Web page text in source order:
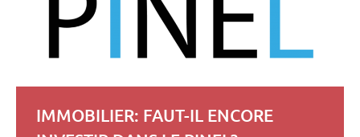
IMMOBILIER: FAUT-IL ENCORE